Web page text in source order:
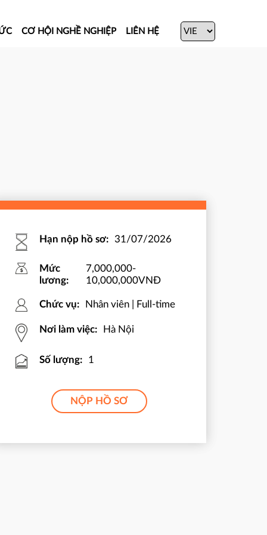
CƠ HỘI NGHỀ NGHIỆP LIÊN HỆ
Hạn nộp hồ sơ: 31/07/2026
Mức
lương:
7,000,000-
10,000,000VNĐ
Chức vụ: Nhân viên | Full-time
Nơi làm việc: Hà Nội
Số lượng: 1
NỘP HỒ SƠ